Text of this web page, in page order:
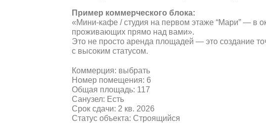
Пример коммерческого блока:
«Мини-кафе / студия на первом этаже “Мари” — в
проживающих прямо над вами».
Это не просто аренда площадей — это создание
с высоким статусом.
Коммерция: выбрать
Номер помещения: 6
Общая площадь: 117
Санузел: Есть
Срок сдачи: 2 кв. 2026
Статус объекта: Строящийся